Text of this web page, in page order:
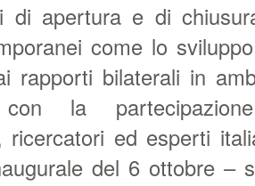
di apertura e di
come lo
rapporti bilaterali in
con la
ricercatori ed esperti
del 6 ottobre –